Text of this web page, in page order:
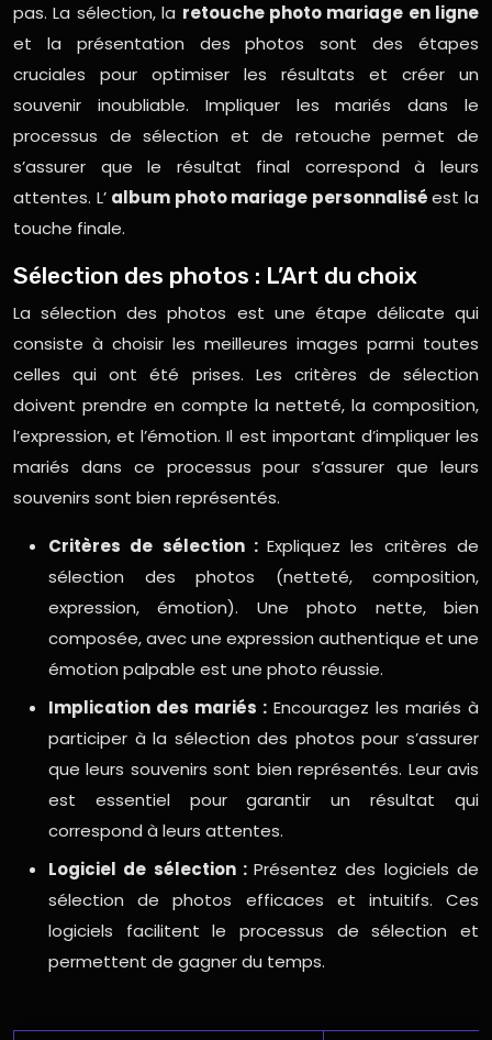
pas. La sélection, la retouche photo mariage en ligne
et la présentation des photos sont des étapes
cruciales pour optimiser les résultats et créer un
souvenir inoubliable. Impliquer les mariés dans le
processus de sélection et de retouche permet de
s’assurer que le résultat final correspond à leurs
attentes. L’ album photo mariage personnaliséest la
touche finale.
Sélection des photos : L’Art du choix
La sélection des photos est une étape délicate qui
consiste à choisir les meilleures images parmi toutes
celles qui ont été prises. Les critères de sélection
doivent prendre en compte la netteté, la composition,
l’expression, et l’émotion. Il est important d’impliquer les
mariés dans ce processus pour s’assurer que leurs
souvenirs sont bien représentés.
Critères de sélection :Expliquez les critères de
sélection des photos (netteté, composition,
expression, émotion). Une photo nette, bien
composée, avec une expression authentique et une
émotion palpable est une photo réussie.
Implication des mariés : Encouragez les mariés à
participer à la sélection des photos pour s’assurer
que leurs souvenirs sont bien représentés. Leur avis
est essentiel pour garantir un résultat qui
correspond à leurs attentes.
Logiciel de sélection :Présentez des logiciels de
sélection de photos efficaces et intuitifs. Ces
logiciels facilitent le processus de sélection et
permettent de gagner du temps.